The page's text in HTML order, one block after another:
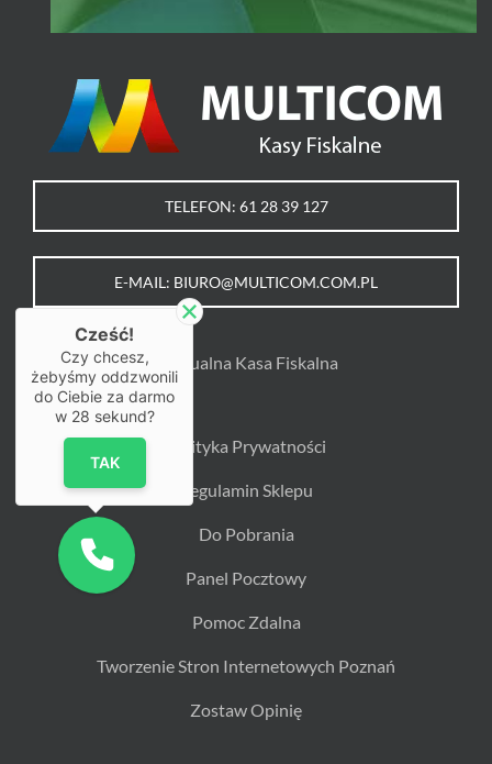
TELEFON: 61 28 39 127
E-MAIL: BIURO@MULTICOM.COM.PL
Wirtualna Kasa Fiskalna
Polityka Prywatności
Regulamin Sklepu
Do Pobrania
Panel Pocztowy
Pomoc Zdalna
Tworzenie Stron Internetowych Poznań
Zostaw Opinię
Cześć!
Czy chcesz,
żebyśmy oddzwonili
do Ciebie za darmo
w 28 sekund?
TAK